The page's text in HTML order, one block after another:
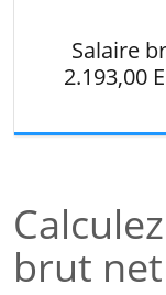
Salaire
2.193,00
brut